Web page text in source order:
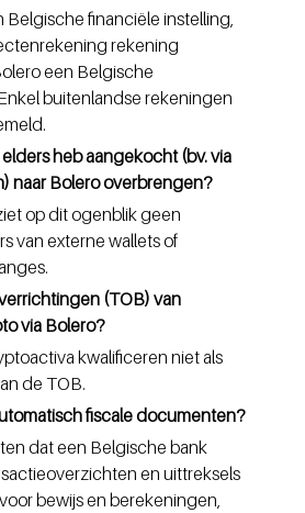
Belgische financiële instelling,
rekening
een Belgische
buitenlandse rekeningen
heb aangekocht (bv. via
naar Bolero overbrengen?
op dit ogenblik geen
van externe wallets of
(TOB) van
via Bolero?
kwalificeren niet als
de TOB.
fiscale documenten?
dat een Belgische bank
en uittreksels
bewijs en berekeningen,